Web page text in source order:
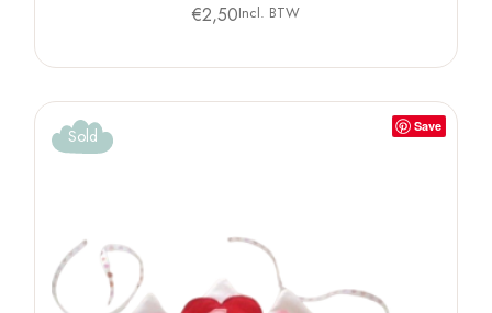
€2,50Incl. BTW
Save
Sold